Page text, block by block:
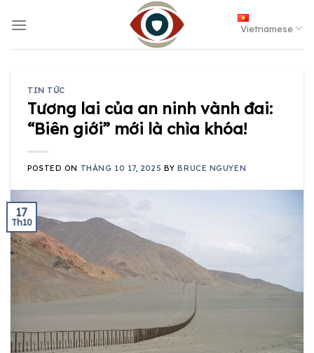
Vietnamese
TIN TỨC
Tương lai của an ninh vành đai:
“Biên giới” mới là chìa khóa!
POSTED ON THÁNG 10 17, 2025 BYBRUCE NGUYEN
17
Th10